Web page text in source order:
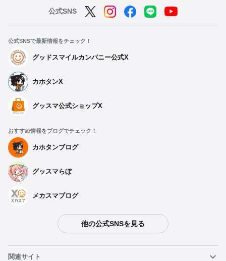
公式SNS
公式SNSで最新情報をチェック！
グッドスマイルカンパニー公式X
カホタンX
グッスマ公式ショップX
おすすめ情報をブログでチェック！
カホタンブログ
グッスマらぼ
メカスマブログ
他の公式SNSを見る
関連サイト